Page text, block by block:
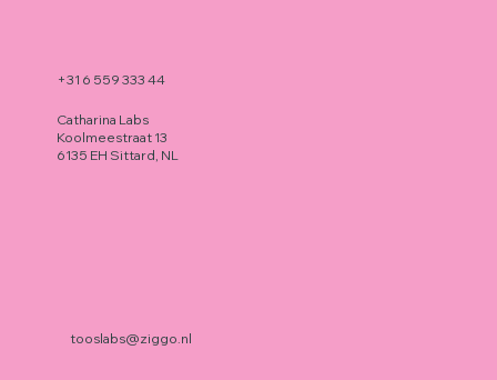
+31 6 559 333 44
Catharina Labs
Koolmeestraat 13
6135 EH Sittard, NL
tooslabs@ziggo.nl